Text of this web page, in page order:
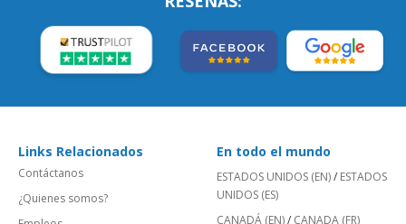
Links Relacionados
Contáctanos
¿Quienes somos?
En todo el mundo
ESTADOS UNIDOS (EN)/ ESTADOS
UNIDOS (ES)
CANADÁ (EN)/ CANADA (FR)